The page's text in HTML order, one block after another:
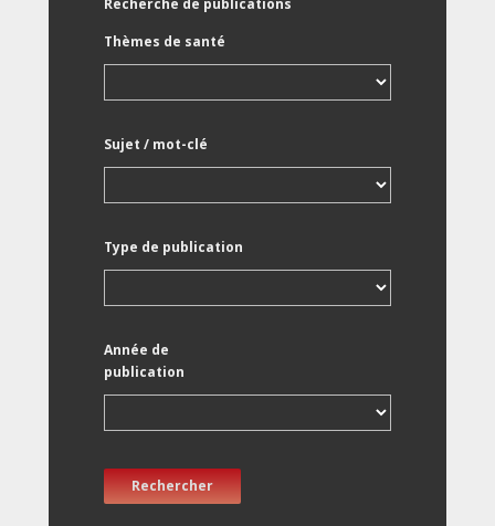
Recherche de publications
Thèmes de santé
Sujet / mot-clé
Type de publication
Année de
publication
Rechercher